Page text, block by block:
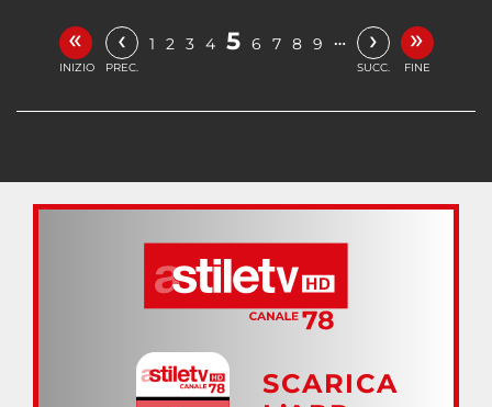
«
INIZIO
‹
PREC.
1 2 3 4 5 6 7 8 9 … ›
SUCC.
»
FINE
SCARICA